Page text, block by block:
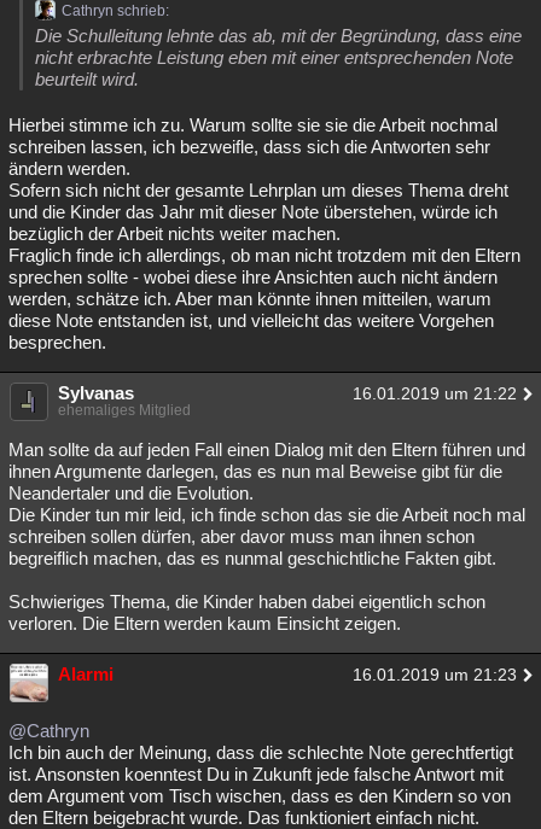
Cathryn schrieb:
Die Schulleitung lehnte das ab, mit der Begründung, dass eine
nicht erbrachte Leistung eben mit einer entsprechenden Note
beurteilt wird.
Hierbei stimme ich zu. Warum sollte sie sie die Arbeit nochmal
schreiben lassen, ich bezweifle, dass sich die Antworten sehr
ändern werden.
Sofern sich nicht der gesamte Lehrplan um dieses Thema dreht
und die Kinder das Jahr mit dieser Note überstehen, würde ich
bezüglich der Arbeit nichts weiter machen.
Fraglich finde ich allerdings, ob man nicht trotzdem mit den Eltern
sprechen sollte - wobei diese ihre Ansichten auch nicht ändern
werden, schätze ich. Aber man könnte ihnen mitteilen, warum
diese Note entstanden ist, und vielleicht das weitere Vorgehen
besprechen.
Sylvanas 16.01.2019 um 21:22
ehemaliges Mitglied
Man sollte da auf jeden Fall einen Dialog mit den Eltern führen und
ihnen Argumente darlegen, das es nun mal Beweise gibt für die
Neandertaler und die Evolution.
Die Kinder tun mir leid, ich finde schon das sie die Arbeit noch mal
schreiben sollen dürfen, aber davor muss man ihnen schon
begreiflich machen, das es nunmal geschichtliche Fakten gibt.
Schwieriges Thema, die Kinder haben dabei eigentlich schon
verloren. Die Eltern werden kaum Einsicht zeigen.
Alarmi 16.01.2019 um 21:23
@Cathryn
Ich bin auch der Meinung, dass die schlechte Note gerechtfertigt
ist. Ansonsten koenntest Du in Zukunft jede falsche Antwort mit
dem Argument vom Tisch wischen, dass es den Kindern so von
den Eltern beigebracht wurde. Das funktioniert einfach nicht.